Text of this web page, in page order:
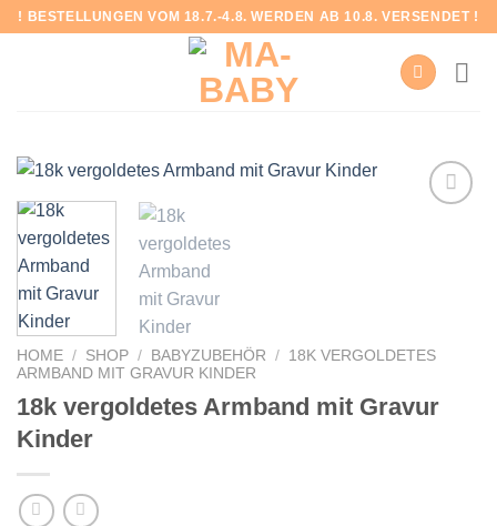
Skip! BESTELLUNGEN VOM 18.7.-4.8. WERDEN AB 10.8. VERSENDET !
HOME / SHOP / BABYZUBEHÖR / 18K VERGOLDETES
ARMBAND MIT GRAVUR KINDER
18k vergoldetes Armband mit Gravur
Kinder